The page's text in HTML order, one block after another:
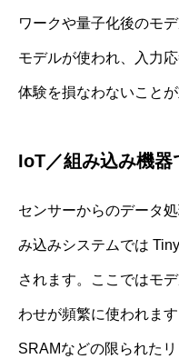
ワークや量子化後のモ
モデルが使われ、入力
体験を損なわないこと
IoT／組み込み機器
センサーからのデータ
み込みシステムでは
されます。ここではモ
わせが頻繁に使われま
SRAMなどの限られた